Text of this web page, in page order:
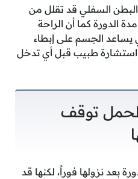
البطن السفلي قد تقلل من
الدورة كما أن الراحة
يساعد الجسم على إبطاء
استشارة طبيب قبل أي تدخل
توقف
بعد نزولها فوراً، لكنها قد